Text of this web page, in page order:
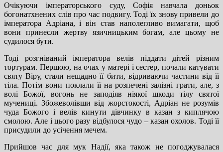
Очікуючи імператорського суду, Софія навчала доньок
богонатхнених слів про час подвигу. Тоді їх знову привели до
імператора Адріана, і він став наполегливо вимагати, щоб
вони принесли жертву язичницьким богам, але цьому не
судилося бути.
Тоді розгніваний імператора велів піддати дітей різним
тортурам. Першою, на очах у матері і сестер, почали катувати
святу Віру, стали нещадно її бити, відриваючи частини від її
тіла. Потім вони поклали її на розпечені залізні грати, але, з
волі Божої, вогонь не заподіяв ніякої шкоди тілу святої
мучениці. Збожеволівши від жорстокості, Адріан не розумів
чуда Божого і велів кинути дівчинку в казан з киплячою
смолою. Але і цього разу відбулося чудо – казан охолов. Тоді її
присудили до усічення мечем.
Прийшов час для мук Надії, яка також не погоджувалася